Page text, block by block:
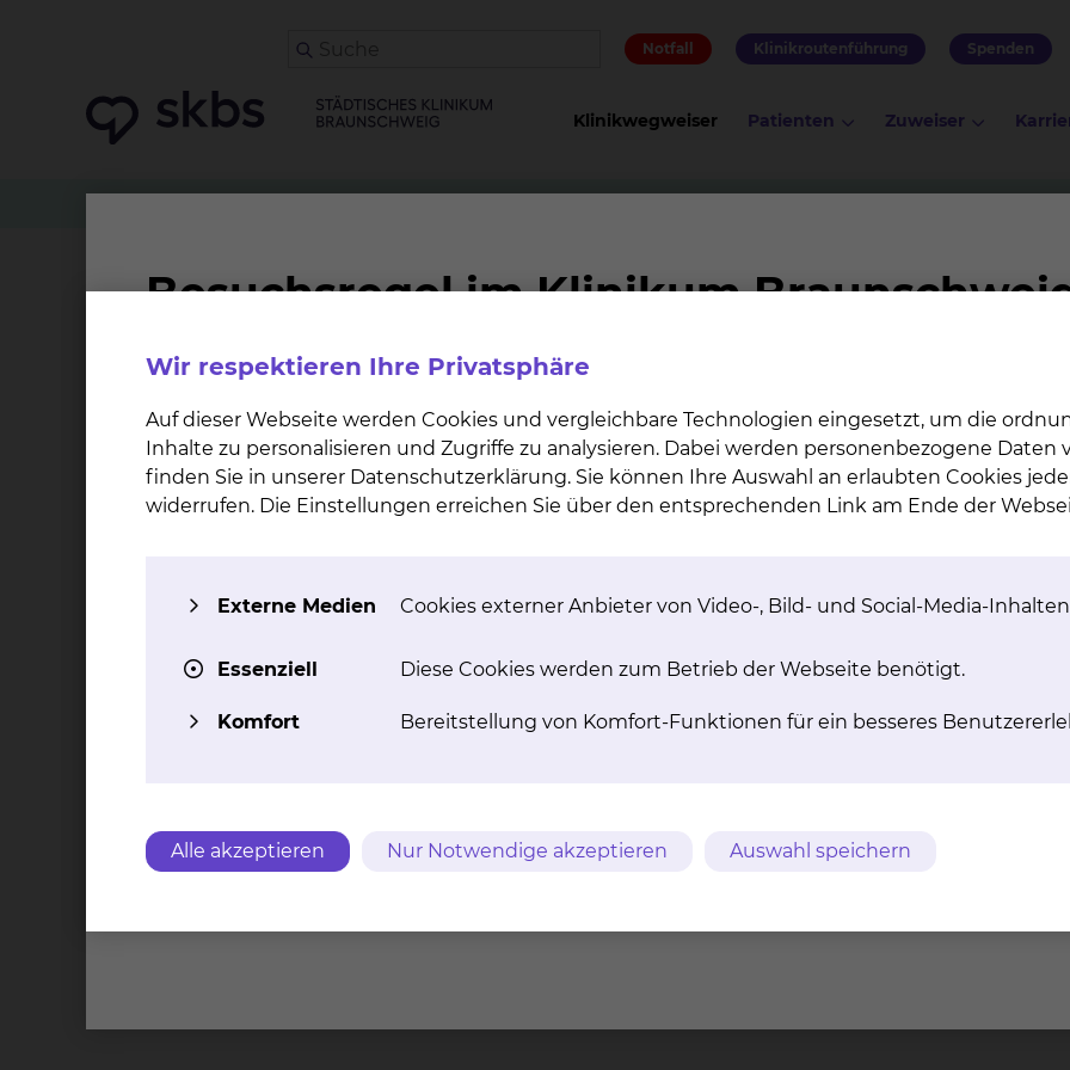
Notfall Klinikroutenführung Spenden
Klinikwegweiser Patienten Zuweiser
Beratungsangebot des Klinischen Ethikkomitees
Patientinnen und Patienten, ihre Angehörigen, aber auch Mitarbeiterinnen und Mitarbeiter, die eine
bzw. eines Patienten am Klinikum Braunschweig wünschen, können sich an die Geschäftsstelle des
Klinischen Ethikkomitees wenden.
Ethische
Kontakt Impressum AVB Datenschutz Bildnachweise
Braunschweig gGmbH
38118 Braunschweig
Fax: 0531/
Wir respektieren Ihre Privatsphäre
Auf dieser Webseite werden Cookies und vergleichbare Technologien eingesetzt, um die
Inhalte zu personalisieren und Zugriffe zu analysieren. Dabei werden personenbezogene Daten
finden Sie in unserer Datenschutzerklärung. Sie können Ihre Auswahl an erlaubten Cookies
widerrufen. Die Einstellungen erreichen Sie über den entsprechenden Link am Ende der
Externe Medien Cookies externer Anbieter von Video-, Bild- und Social-Media-
Essenziell Diese Cookies werden zum Betrieb der Webseite benötigt.
Komfort Bereitstellung von Komfort-Funktionen für ein besseres
Alle akzeptieren Nur Notwendige akzeptieren Auswahl speichern